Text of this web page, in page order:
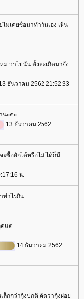
ม่เคยซื้อมาทำกินเอง เห็น
ม่ ว่าไปนั่น ตั้งตะเกิดมายัง
13 ธันวาคม 2562 21:52:33
นะคะ
13 ธันวาคม 2562
ซื้อผักได้หรือไม่ ได้ก็มี
น.
ทำไรกิน
ดแต่
14 ธันวาคม 2562
เล็กกว่ากุ้งปกติ คิดว่ากุ้งฝอ